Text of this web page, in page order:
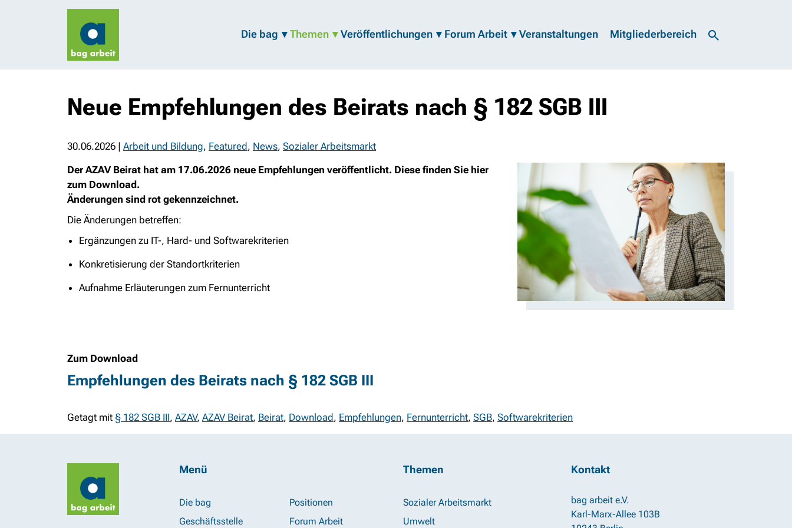
Die bag Themen Veröffentlichungen Forum Arbeit Veranstaltungen Mitgliederbereich
Neue Empfehlungen des Beirats nach § 182 SGB III
30.06.2026 | Arbeit und Bildung, Featured, News, Sozialer Arbeitsmarkt
Der AZAV Beirat hat am 17.06.2026 neue Empfehlungen veröffentlicht. Diese finden Sie hier
zum Download.
Änderungen sind rot gekennzeichnet.
Die Änderungen betreffen:
Ergänzungen zu IT-, Hard- und Softwarekriterien
Konkretisierung der Standortkriterien
Aufnahme Erläuterungen zum Fernunterricht
Zum Download
Empfehlungen des Beirats nach § 182 SGB III
Getagt mit § 182 SGB III, AZAV, AZAV Beirat, Beirat, Download, Empfehlungen, Fernunterricht, SGB, Softwarekriterien
Menü
Die bag
Geschäftsstelle
Positionen
Forum Arbeit
Themen
Sozialer Arbeitsmarkt
Umwelt
Kontakt
bag arbeit e.V.
Karl-Marx-Allee 103B